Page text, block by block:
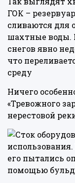
ГОК –
сливаются для
шахтные воды.
снегов явно
что
среду
Ничего
«Тревожного
нерестовой